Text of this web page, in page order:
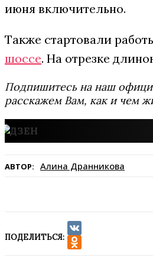
июня включительно.
Также стартовали
шоссе. На отрезке
Подпишитесь на наш
расскажем Вам, как и чем
АВТОР: Алина Дранникова
ПОДЕЛИТЬСЯ:
VK